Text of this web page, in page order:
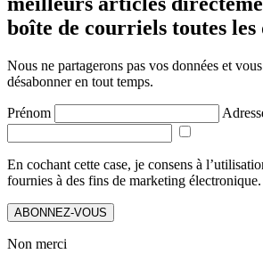
boîte de courriels toutes les
Nous ne partagerons pas vos données et
désabonner en tout temps.
Prénom
En cochant cette case, je consens à
fournies à des fins de marketing électronique.
ABONNEZ-VOUS
Non merci